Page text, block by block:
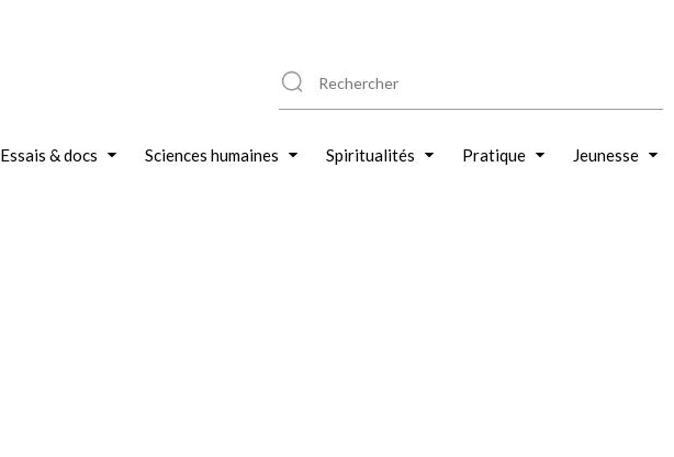
Essais & docs Sciences humaines Spiritualités Pratique Jeunesse